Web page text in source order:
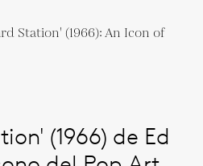
(1966) de Ed